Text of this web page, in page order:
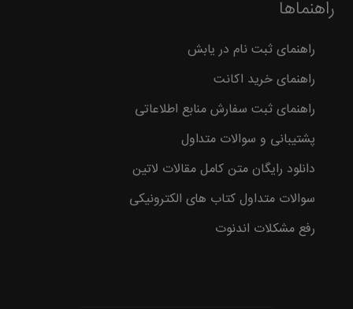
راهنماها
راهنمای ثبت نام در یابش
راهنمای خرید اکانت
راهنمای ثبت سفارش منابع اطلاعاتی
پشتیبانی و سوالات متداول
دانلود رایگان متن کامل مقالات لاتین
سوالات متداول کتاب های الکترونیکی
رفع مشکلات اندنوت